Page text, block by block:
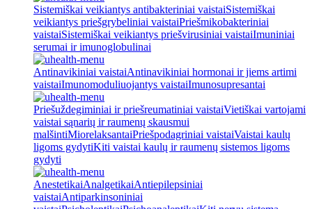
Sistemiškai veikiantys antibakteriniai vaistaiSistemiškai
veikiantys priešgrybeliniai vaistaiPriešmikobakteriniai
vaistaiSistemiškai veikiantys priešvirusiniai vaistaiImuniniai
serumai ir imunoglobulinai
Antinavikiniai vaistaiAntinavikiniai hormonai ir jiems artimi
vaistaiImunomoduliuojantys vaistaiImunosupresantai
Priešuždegiminiai ir priešreumatiniai vaistaiVietiškai vartojami
vaistai sąnarių ir raumenų skausmui
malšintiMiorelaksantaiPriešpodagriniai vaistaiVaistai kaulų
ligoms gydytiKiti vaistai kaulų ir raumenų sistemos ligoms
gydyti
AnestetikaiAnalgetikaiAntiepilepsiniai
vaistaiAntiparkinsoniniai